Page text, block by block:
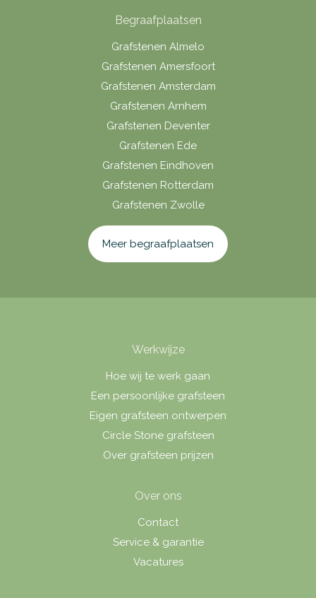
Begraafplaatsen
Grafstenen Almelo
Grafstenen Amersfoort
Grafstenen Amsterdam
Grafstenen Arnhem
Grafstenen Deventer
Grafstenen Ede
Grafstenen Eindhoven
Grafstenen Rotterdam
Grafstenen Zwolle
Meer begraafplaatsen
Werkwijze
Hoe wij te werk gaan
Een persoonlijke grafsteen
Eigen grafsteen ontwerpen
Circle Stone grafsteen
Over grafsteen prijzen
Over ons
Contact
Service & garantie
Vacatures